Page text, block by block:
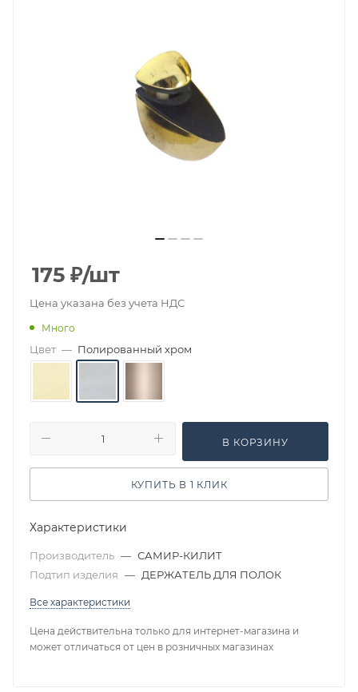
175 ₽/шт
Цена указана без учета НДС
Много
Цвет — Полированный хром
В КОРЗИНУ
КУПИТЬ В 1 КЛИК
Характеристики
Производитель — САМИР-КИЛИТ
Подтип изделия — ДЕРЖАТЕЛЬ ДЛЯ ПОЛОК
Все характеристики
Цена действительна только для интернет-магазина и
может отличаться от цен в розничных магазинах